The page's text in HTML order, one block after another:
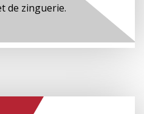
de zinguerie.